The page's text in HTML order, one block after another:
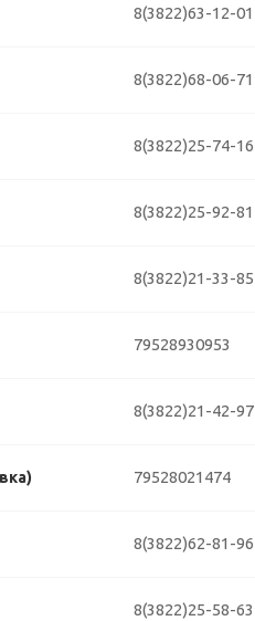
8(3822)63-12-01
8(3822)68-06-71
8(3822)25-74-16
8(3822)25-92-81
8(3822)21-33-85
79528930953
8(3822)21-42-97
79528021474
8(3822)62-81-96
8(3822)25-58-63